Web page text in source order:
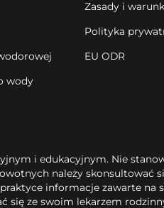
wody
Zasady i
Polityka
EU ODR
i edukacyjnym. Nie
należy
informacje zawarte
się ze swoim lekarzem